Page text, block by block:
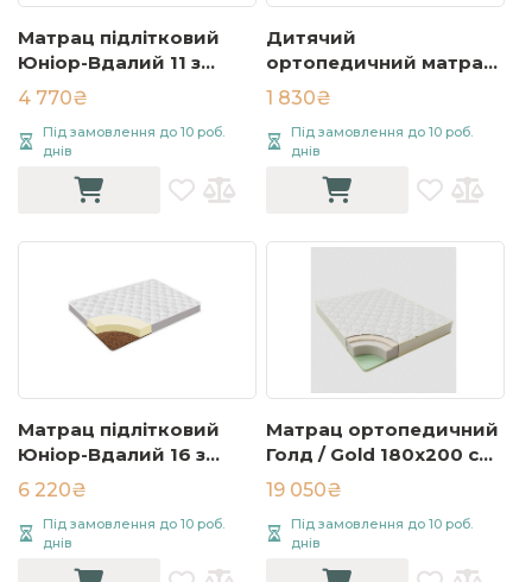
Матрац пiдлiтковий
Юнiор-Вдалий 11 з
кокосом 80х160 см
4 770₴
Під замовлення до 10 роб.
днів
Дитячий
ортопедичний матрац
Кідс / Kids 8 60x120 см
1 830₴
Під замовлення до 10 роб.
днів
Матрац пiдлiтковий
Юнiор-Вдалий 16 з
кокосом 80х170 см
Білий
6 220₴
Під замовлення до 10 роб.
днів
Матрац ортопедичний
Голд / Gold 180х200 см
Білий
19 050₴
Під замовлення до 10 роб.
днів